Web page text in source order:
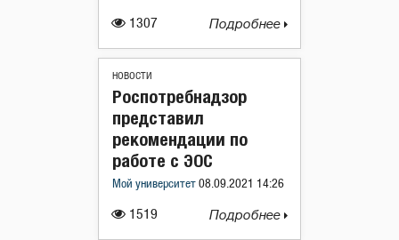
1307 Подробнее
НОВОСТИ
1519
Роспотребнадзор
представил
рекомендации по
работе с ЭОС
Мой университет 08.09.2021 14:26
Подробнее